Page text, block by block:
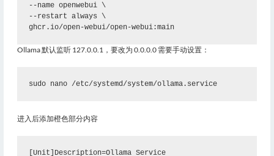
--name openwebui \
--restart always \
ghcr.io/open-webui/open-webui:main
Ollama 默认监听 127.0.0.1 ，要改为0.0.0.0 需要手动设置：
sudo nano /etc/systemd/system/ollama.service
进入后添加橙色部分内容
[Unit]Description=Ollama Service